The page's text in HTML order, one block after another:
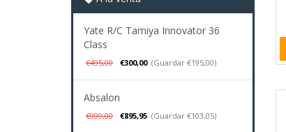
Yate R/C Tamiya Innovator 36
Class
€495,00 €300,00 (Guardar €195,00)
Absalon
€999,00 €895,95 (Guardar €103,05)